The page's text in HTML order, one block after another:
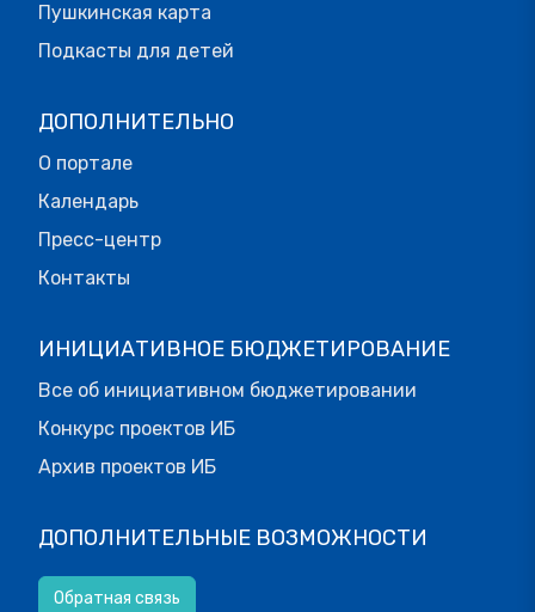
Пушкинская карта
Подкасты для детей
ДОПОЛНИТЕЛЬНО
О портале
Календарь
Пресс-центр
Контакты
ИНИЦИАТИВНОЕ БЮДЖЕТИРОВАНИЕ
Все об инициативном бюджетировании
Конкурс проектов ИБ
Архив проектов ИБ
ДОПОЛНИТЕЛЬНЫЕ ВОЗМОЖНОСТИ
Обратная связь